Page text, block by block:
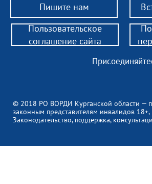
Пишите нам
© 2018 РО ВОРДИ Курганской области —
законным представителям инвалидов
Законодательство, поддержка,
Пользовательское
соглашение сайта